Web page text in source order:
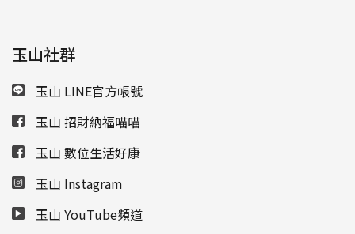
玉山社群
玉山 LINE官方帳號
玉山 招財納福喵喵
玉山 數位生活好康
玉山 Instagram
玉山 YouTube頻道